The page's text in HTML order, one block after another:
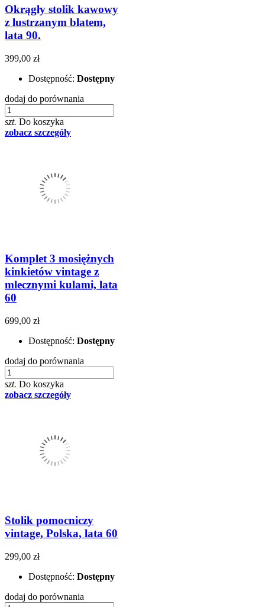
Okrągły stolik kawowy
z lustrzanym blatem,
lata 90.
399,00 zł
Dostępność: Dostępny
dodaj do porównania
szt. Do koszyka
zobacz szczegóły
Komplet 3 mosiężnych
kinkietów vintage z
mlecznymi kulami, lata
60
699,00 zł
Dostępność: Dostępny
dodaj do porównania
szt. Do koszyka
zobacz szczegóły
Stolik pomocniczy
vintage, Polska, lata 60
299,00 zł
Dostępność: Dostępny
dodaj do porównania